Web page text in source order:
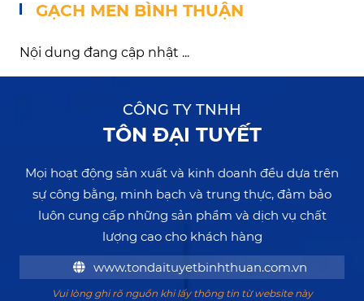
GẠCH MEN BÌNH THUẬN
Nội dung đang cập nhật ...
CÔNG TY TNHH
TÔN ĐẠI TUYẾT
Mọi hoạt động sản xuất và kinh doanh đều dựa trên
sự công bằng, minh bạch và trung thực, đảm bảo
luôn cung cấp những sản phẩm và dịch vụ chất
lượng cao cho khách hàng
www.tondaituyetbinhthuan.com.vn
Vui lòng ghi rõ nguồn khi lấy thông tin từ website này